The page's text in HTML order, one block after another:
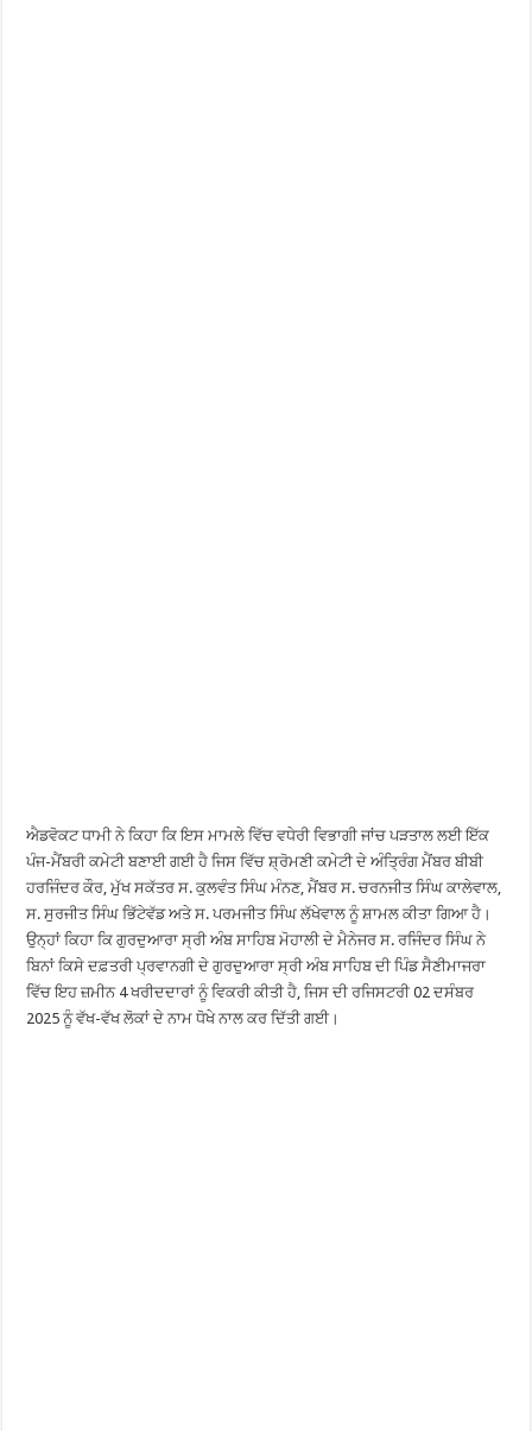
ਐਡਵੋਕਟ ਧਾਮੀ ਨੇ ਕਿਹਾ ਕਿ ਇਸ ਮਾਮਲੇ ਵਿੱਚ ਵਧੇਰੀ ਵਿਭਾਗੀ ਜਾਂਚ ਪੜਤਾਲ ਲਈ ਇੱਕ
ਪੰਜ-ਮੈਂਬਰੀ ਕਮੇਟੀ ਬਣਾਈ ਗਈ ਹੈ ਜਿਸ ਵਿੱਚ ਸ਼੍ਰੋਮਣੀ ਕਮੇਟੀ ਦੇ ਅੰਤ੍ਰਿੰਗ ਮੈਂਬਰ ਬੀਬੀ
ਹਰਜਿੰਦਰ ਕੌਰ, ਮੁੱਖ ਸਕੱਤਰ ਸ. ਕੁਲਵੰਤ ਸਿੰਘ ਮੰਨਣ, ਮੈਂਬਰ ਸ. ਚਰਨਜੀਤ ਸਿੰਘ ਕਾਲੇਵਾਲ,
ਸ. ਸੁਰਜੀਤ ਸਿੰਘ ਭਿੱਟੇਵੱਡ ਅਤੇ ਸ. ਪਰਮਜੀਤ ਸਿੰਘ ਲੱਖੇਵਾਲ ਨੂੰ ਸ਼ਾਮਲ ਕੀਤਾ ਗਿਆ ਹੈ।
ਉਨ੍ਹਾਂ ਕਿਹਾ ਕਿ ਗੁਰਦੁਆਰਾ ਸ੍ਰੀ ਅੰਬ ਸਾਹਿਬ ਮੋਹਾਲੀ ਦੇ ਮੈਨੇਜਰ ਸ. ਰਜਿੰਦਰ ਸਿੰਘ ਨੇ
ਬਿਨਾਂ ਕਿਸੇ ਦਫ਼ਤਰੀ ਪ੍ਰਵਾਨਗੀ ਦੇ ਗੁਰਦੁਆਰਾ ਸ੍ਰੀ ਅੰਬ ਸਾਹਿਬ ਦੀ ਪਿੰਡ ਸੈਣੀਮਾਜਰਾ
ਵਿੱਚ ਇਹ ਜ਼ਮੀਨ 4 ਖਰੀਦਦਾਰਾਂ ਨੂੰ ਵਿਕਰੀ ਕੀਤੀ ਹੈ, ਜਿਸ ਦੀ ਰਜਿਸਟਰੀ 02 ਦਸੰਬਰ
2025 ਨੂੰ ਵੱਖ-ਵੱਖ ਲੋਕਾਂ ਦੇ ਨਾਮ ਧੋਖੇ ਨਾਲ ਕਰ ਦਿੱਤੀ ਗਈ।